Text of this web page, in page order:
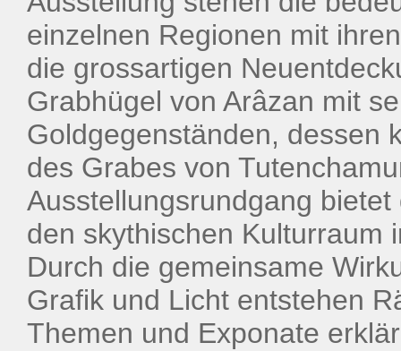
einzelnen Regionen mit
die grossartigen
Grabhügel von Arâzan mit
Goldgegenständen, dessen
des Grabes von
Ausstellungsrundgang
den skythischen Kulturraum
Durch die gemeinsame
Grafik und Licht entstehen
Themen und Exponate